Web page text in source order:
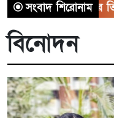
সংবাদ শিরোনাম
সাভারের তিনটি ইউনিয়ন
বিনোদন